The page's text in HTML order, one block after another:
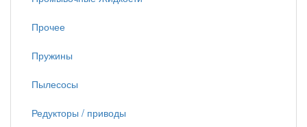
Прочее
Пружины
Пылесосы
Редукторы / приводы